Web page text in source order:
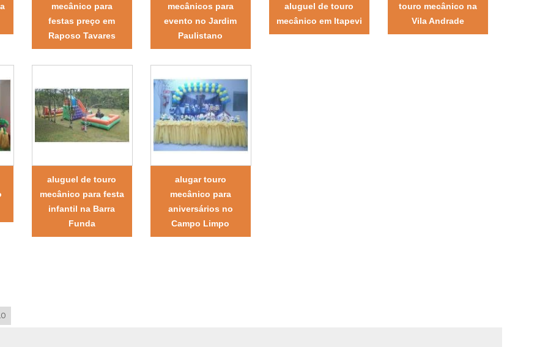
mecânico para
festas preço em
Raposo Tavares
mecânicos para
evento no Jardim
Paulistano
aluguel de touro
mecânico em Itapevi
touro mecânico na
Vila Andrade
aluguel de touro
mecânico para festa
infantil na Barra
Funda
alugar touro
mecânico para
aniversários no
Campo Limpo